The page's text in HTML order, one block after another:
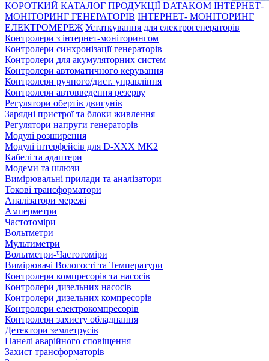
КОРОТКИЙ КАТАЛОГ ПРОДУКЦІЇ DATAKOM ІНТЕРНЕТ-
МОНІТОРИНГ ГЕНЕРАТОРІВ ІНТЕРНЕТ- МОНІТОРИНГ
ЕЛЕКТРОМЕРЕЖ Устаткування для електрогенераторів
Контролери з інтернет-моніторингом
Контролери синхронізації генераторів
Контролери для акумуляторних систем
Контролери автоматичного керування
Контролери ручного/дист. управління
Контролери автовведення резерву
Регулятори обертів двигунів
Зарядні пристрої та блоки живлення
Регулятори напруги генераторів
Модулі розширення
Модулі інтерфейсів для D-XXX MK2
Кабелі та адаптери
Модеми та шлюзи
Вимірювальні прилади та аналізатори
Токові трансформатори
Аналізатори мережі
Амперметри
Частотоміри
Вольтметри
Мультиметри
Вольтметри-Частотоміри
Вимірювачі Вологості та Температури
Контролери компресорів та насосів
Контролери дизельних насосів
Контролери дизельних компресорів
Контролери електрокомпресорів
Контролери захисту обладнання
Детектори землетрусів
Панелі аварійного сповіщення
Захист трансформаторів